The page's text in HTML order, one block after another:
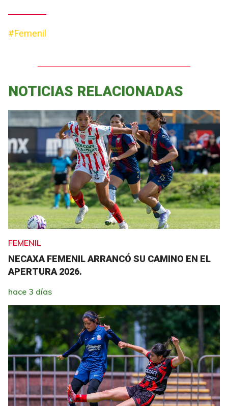
#Femenil
NOTICIAS RELACIONADAS
FEMENIL
NECAXA FEMENIL ARRANCÓ SU CAMINO EN EL
APERTURA 2026.
hace 3 días